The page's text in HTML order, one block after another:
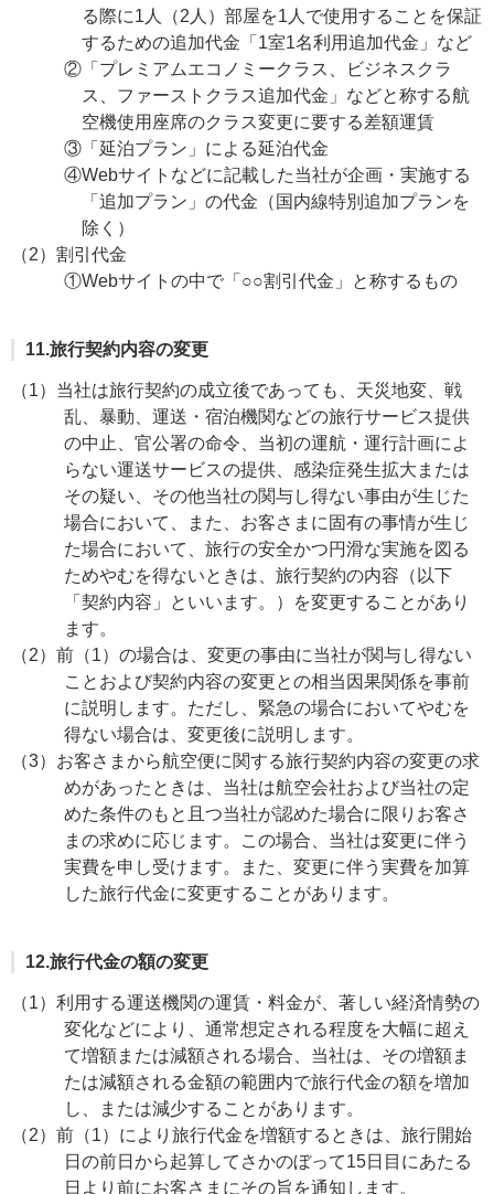
る際に1人（2人）部屋を1人で使用することを保証
するための追加代金「1室1名利用追加代金」など
②「プレミアムエコノミークラス、ビジネスクラ
ス、ファーストクラス追加代金」などと称する航
空機使用座席のクラス変更に要する差額運賃
③「延泊プラン」による延泊代金
④Webサイトなどに記載した当社が企画・実施する
「追加プラン」の代金（国内線特別追加プランを
除く）
（2）割引代金
①Webサイトの中で「○○割引代金」と称するもの
11.旅行契約内容の変更
（1）当社は旅行契約の成立後であっても、天災地変、戦
乱、暴動、運送・宿泊機関などの旅行サービス提供
の中止、官公署の命令、当初の運航・運行計画によ
らない運送サービスの提供、感染症発生拡大または
その疑い、その他当社の関与し得ない事由が生じた
場合において、また、お客さまに固有の事情が生じ
た場合において、旅行の安全かつ円滑な実施を図る
ためやむを得ないときは、旅行契約の内容（以下
「契約内容」といいます。）を変更することがあり
ます。
（2）前（1）の場合は、変更の事由に当社が関与し得ない
ことおよび契約内容の変更との相当因果関係を事前
に説明します。ただし、緊急の場合においてやむを
得ない場合は、変更後に説明します。
（3）お客さまから航空便に関する旅行契約内容の変更の求
めがあったときは、当社は航空会社および当社の定
めた条件のもと且つ当社が認めた場合に限りお客さ
まの求めに応じます。この場合、当社は変更に伴う
実費を申し受けます。また、変更に伴う実費を加算
した旅行代金に変更することがあります。
12.旅行代金の額の変更
（1）利用する運送機関の運賃・料金が、著しい経済情勢の
変化などにより、通常想定される程度を大幅に超え
て増額または減額される場合、当社は、その増額ま
たは減額される金額の範囲内で旅行代金の額を増加
し、または減少することがあります。
（2）前（1）により旅行代金を増額するときは、旅行開始
日の前日から起算してさかのぼって15日目にあたる
日より前にお客さまにその旨を通知します。